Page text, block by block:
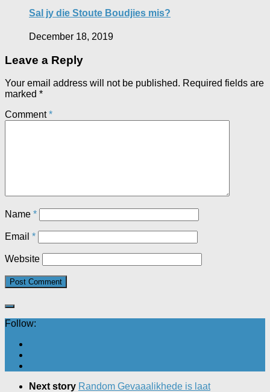
Sal jy die Stoute Boudjies mis?
December 18, 2019
Leave a Reply
Your email address will not be published. Required fields are
marked *
Comment*
Name *
Email *
Website
Follow:
Next story Random Gevaaalikhede is laat